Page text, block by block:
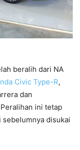
beralih dari NA
Civic Type-R,
dan
ini tetap
disukai